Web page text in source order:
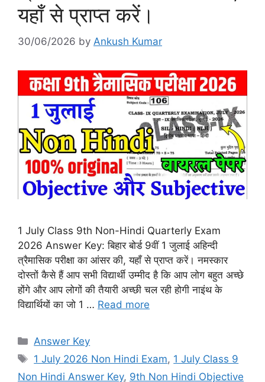
यहाँ से प्राप्त करें।
30/06/2026 by Ankush Kumar
1 July Class 9th Non-Hindi Quarterly Exam
2026 Answer Key: बिहार बोर्ड 9वीं 1 जुलाई अहिन्दी
त्रैमासिक परीक्षा का आंसर की, यहाँ से प्राप्त करें। नमस्कार
दोस्तों कैसे हैं आप सभी विद्यार्थी उम्मीद है कि आप लोग बहुत अच्छे
होंगे और आप लोगों की तैयारी अच्छी चल रही होगी नाइंथ के
विद्यार्थियों का जो 1 … Read more
Categories
Answer Key
Tags
1 July 2026 Non Hindi Exam, 1 July Class 9
Non Hindi Answer Key, 9th Non Hindi Objective